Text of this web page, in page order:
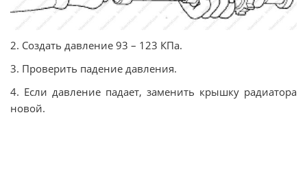
2. Создать давление 93 – 123 КПа.
3. Проверить падение давления.
4. Если давление падает, заменить крышку радиатора
новой.